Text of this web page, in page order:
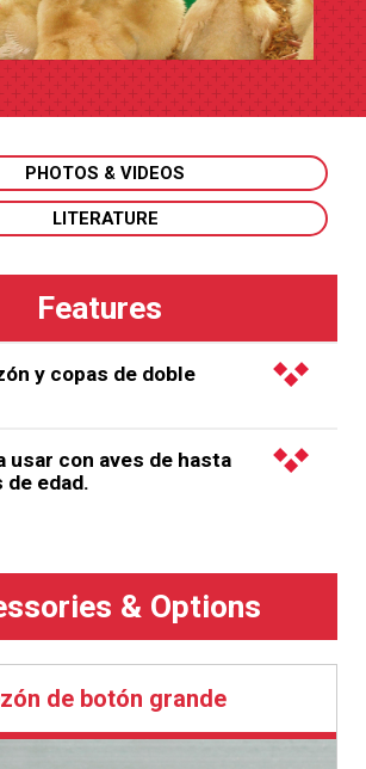
PHOTOS & VIDEOS
LITERATURE
y copas de doble
de tetina y de vasos recolectores
agua para atraer a los pavitos y
los pájaros mientras beben.
proporciona apalancamiento para
durante la cría.
recipientes de recolección doble
para mayor comodidad de
usar con aves de hasta
de edad.
de botón grande